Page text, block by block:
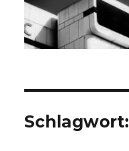
Schlagwort: